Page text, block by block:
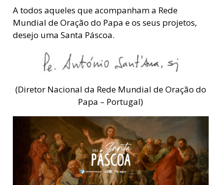
A todos aqueles que acompanham a Rede
Mundial de Oração do Papa e os seus projetos,
desejo uma Santa Páscoa.
(Diretor Nacional da Rede Mundial de Oração do
Papa – Portugal)